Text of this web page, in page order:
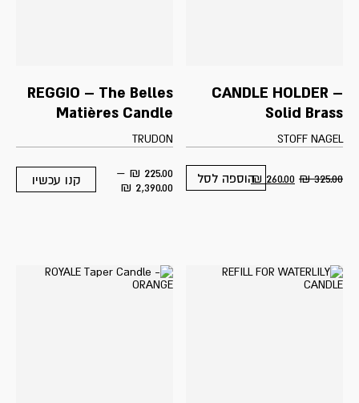
CANDLE HOLDER –
Solid Brass
STOFF NAGEL
325.00
₪
260.00
₪הוספה לסל
REGGIO – The Belles
Matières Candle
TRUDON
225.00
₪
–
2,390.00
₪ קנו עכשיו
This
options
may